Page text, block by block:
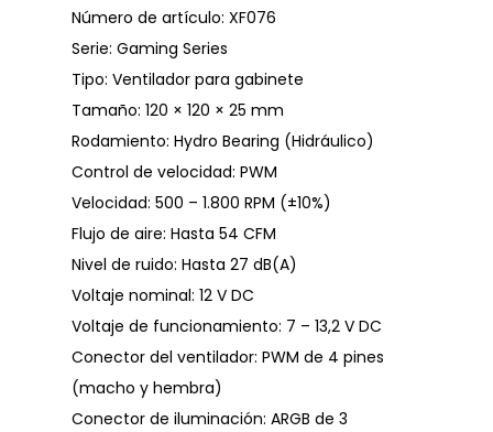
Número de artículo: XF076
Serie: Gaming Series
Tipo: Ventilador para gabinete
Tamaño: 120 × 120 × 25 mm
Rodamiento: Hydro Bearing (Hidráulico)
Control de velocidad: PWM
Velocidad: 500 – 1.800 RPM (±10%)
Flujo de aire: Hasta 54 CFM
Nivel de ruido: Hasta 27 dB(A)
Voltaje nominal: 12 V DC
Voltaje de funcionamiento: 7 – 13,2 V DC
Conector del ventilador: PWM de 4 pines
(macho y hembra)
Conector de iluminación: ARGB de 3